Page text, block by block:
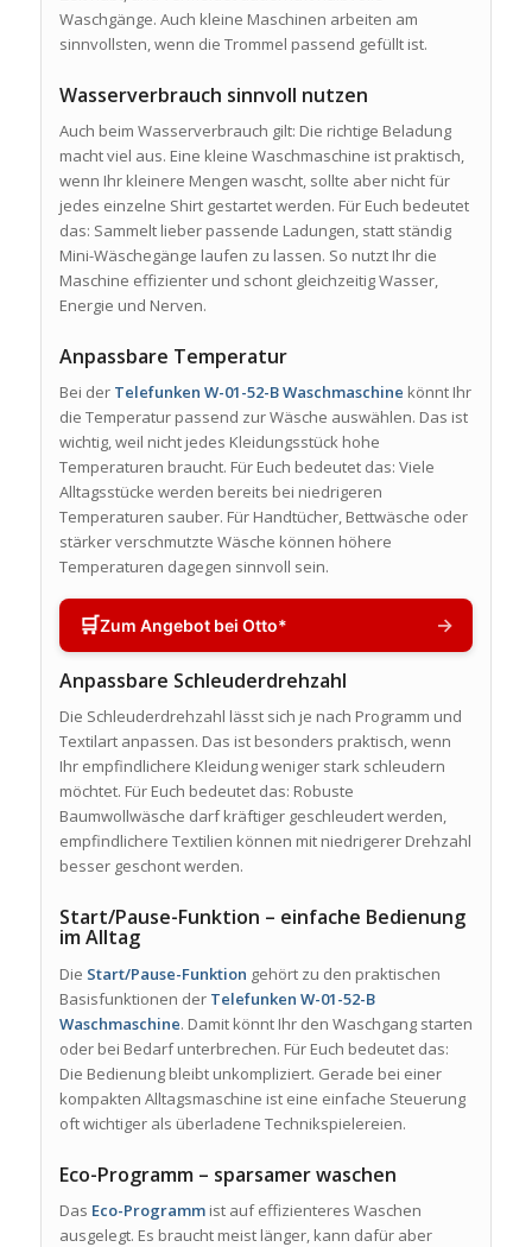
Waschgänge. Auch kleine Maschinen arbeiten am
sinnvollsten, wenn die Trommel passend gefüllt ist.
Wasserverbrauch sinnvoll nutzen
Auch beim Wasserverbrauch gilt: Die richtige Beladung
macht viel aus. Eine kleine Waschmaschine ist praktisch,
wenn Ihr kleinere Mengen wascht, sollte aber nicht für
jedes einzelne Shirt gestartet werden. Für Euch bedeutet
das: Sammelt lieber passende Ladungen, statt ständig
Mini-Wäschegänge laufen zu lassen. So nutzt Ihr die
Maschine effizienter und schont gleichzeitig Wasser,
Energie und Nerven.
Anpassbare Temperatur
Bei der Telefunken W-01-52-B Waschmaschine könnt Ihr
die Temperatur passend zur Wäsche auswählen. Das ist
wichtig, weil nicht jedes Kleidungsstück hohe
Temperaturen braucht. Für Euch bedeutet das: Viele
Alltagsstücke werden bereits bei niedrigeren
Temperaturen sauber. Für Handtücher, Bettwäsche oder
stärker verschmutzte Wäsche können höhere
Temperaturen dagegen sinnvoll sein.
🛒Zum Angebot bei Otto* →
Anpassbare Schleuderdrehzahl
Die Schleuderdrehzahl lässt sich je nach Programm und
Textilart anpassen. Das ist besonders praktisch, wenn
Ihr empfindlichere Kleidung weniger stark schleudern
möchtet. Für Euch bedeutet das: Robuste
Baumwollwäsche darf kräftiger geschleudert werden,
empfindlichere Textilien können mit niedrigerer Drehzahl
besser geschont werden.
Start/Pause-Funktion – einfache Bedienung
im Alltag
Die Start/Pause-Funktion gehört zu den praktischen
Basisfunktionen der Telefunken W-01-52-B
Waschmaschine. Damit könnt Ihr den Waschgang starten
oder bei Bedarf unterbrechen. Für Euch bedeutet das:
Die Bedienung bleibt unkompliziert. Gerade bei einer
kompakten Alltagsmaschine ist eine einfache Steuerung
oft wichtiger als überladene Technikspielereien.
Eco-Programm – sparsamer waschen
Das Eco-Programmist auf effizienteres Waschen
ausgelegt. Es braucht meist länger, kann dafür aber